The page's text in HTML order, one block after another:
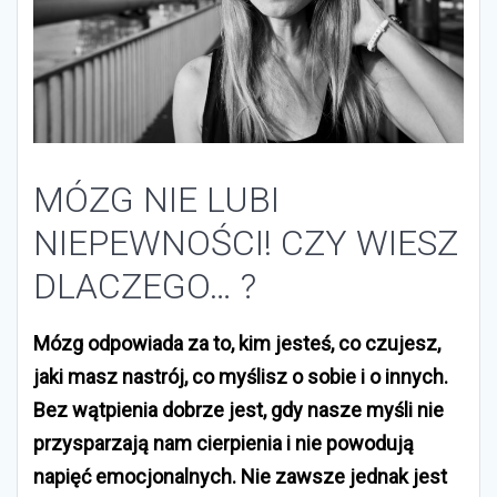
MÓZG NIE LUBI
NIEPEWNOŚCI! CZY WIESZ
DLACZEGO… ?
Mózg odpowiada za to, kim jesteś, co czujesz,
jaki masz nastrój, co myślisz o sobie i o innych.
Bez wątpienia dobrze jest, gdy nasze myśli nie
przysparzają nam cierpienia i nie powodują
napięć emocjonalnych. Nie zawsze jednak jest